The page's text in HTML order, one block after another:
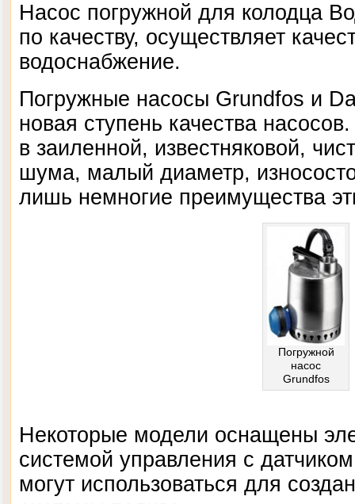
Насос погружной для колодца
по качеству, осуществляет
водоснабжение.
Погружные насосы Grundfos и
новая ступень качества
в заиленной, известняковой,
шума, малый диаметр,
лишь немногие преимущества
Погружной
насос
Grundfos
Некоторые модели оснащены
системой управления с
могут использоваться для